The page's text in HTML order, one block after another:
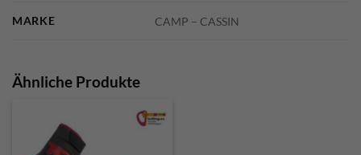
MARKE CAMP – CASSIN
Ähnliche Produkte